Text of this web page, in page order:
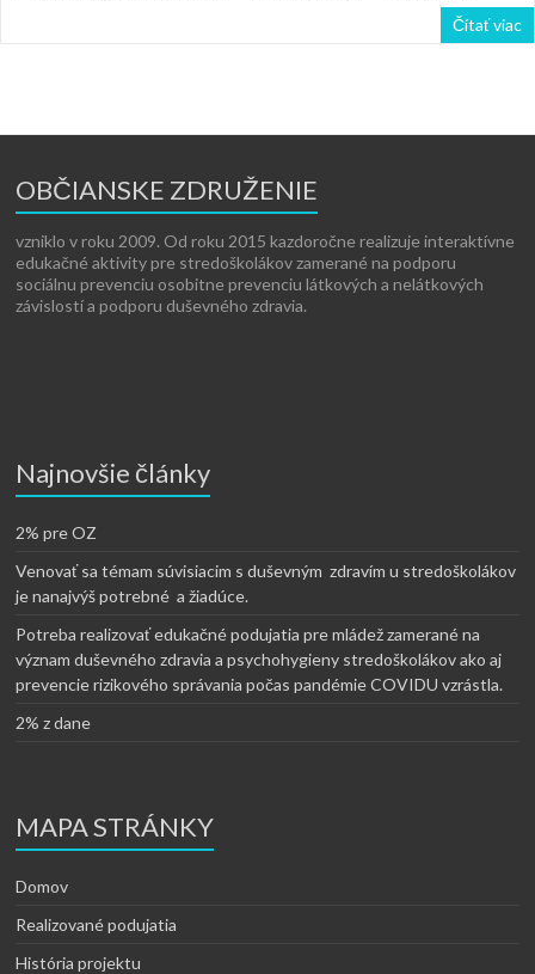
Čítať viac
OBČIANSKE ZDRUŽENIE
vzniklo v roku 2009. Od roku 2015 kazdoročne realizuje interaktívne
edukačné aktivity pre stredoškolákov zamerané na podporu
sociálnu prevenciu osobitne prevenciu látkových a nelátkových
závislostí a podporu duševného zdravia.​
Najnovšie články
2% pre OZ
Venovať sa témam súvisiacim s duševným zdravím u stredoškolákov
je nanajvýš potrebné a žiadúce.
Potreba realizovať edukačné podujatia pre mládež zamerané na
význam duševného zdravia a psychohygieny stredoškolákov ako aj
prevencie rizikového správania počas pandémie COVIDU vzrástla.
2% z dane
MAPA STRÁNKY
Domov
Realizované podujatia
História projektu